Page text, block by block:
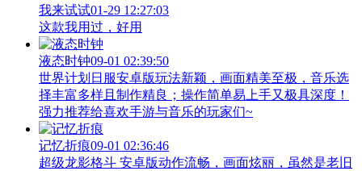
我来试试01-29 12:27:03
这款我用过，好用
液态时钟09-01 02:39:50
世界计划日服安卓版玩法新颖，画面精美至极，音乐选
择丰富多样且制作精良；操作简单易上手又极具深度！
强力推荐给喜欢手游与音乐的玩家们~
记忆折痕09-01 02:36:46
超级龙影格斗 安卓版动作流畅，画面炫丽，虽然是老旧